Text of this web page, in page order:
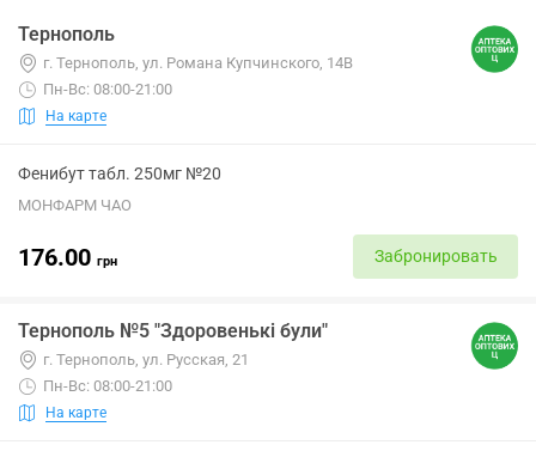
Тернополь
г. Тернополь, ул. Романа Купчинского, 14В
Пн-Вс: 08:00-21:00
На карте
Фенибут табл. 250мг №20
МОНФАРМ ЧАО
176.00 грн Забронировать
Тернополь №5 "Здоровенькі були"
г. Тернополь, ул. Русская, 21
Пн-Вс: 08:00-21:00
На карте